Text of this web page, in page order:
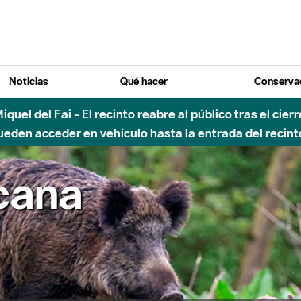
Noticias Qué hacer
del Fai - El recinto reabre al público tras el
acceder en vehículo hasta la entrada del